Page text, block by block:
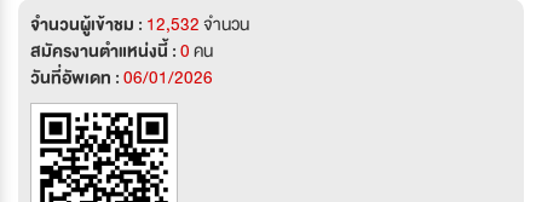
จำนวนผู้เข้าชม : 12,532จำนวน
สมัครงานตำแหน่งนี้ :0คน
วันที่อัพเดท :06/01/2026